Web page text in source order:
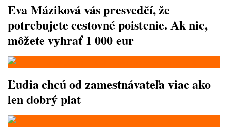
Eva Máziková vás presvedčí, že
potrebujete cestovné poistenie. Ak nie,
môžete vyhrať 1 000 eur
Ľudia chcú od zamestnávateľa viac ako
len dobrý plat